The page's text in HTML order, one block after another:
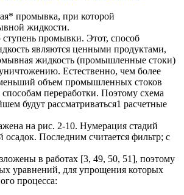
промывка, при которой
жидкости.
промывки. Этот, способ
являются ценными продуктами,
жидкость (промышленные стоки)
Естественно, чем более
объем промышленных стоков
переработки. Поэтому схема
будут рассматриваться1 расчетные
на рис. 2-10. Нумерация стадий
Последним считается фильтр; с
в работах [3, 49, 50, 51], поэтому
уравнений, для упрощения которых
процесса: